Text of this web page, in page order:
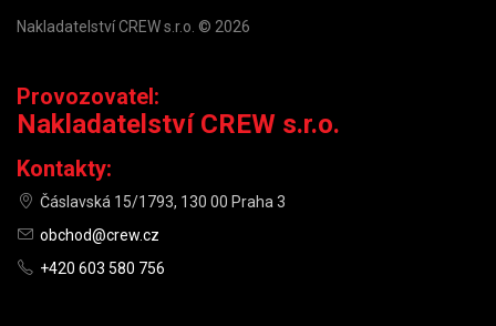
Nakladatelství CREW s.r.o. © 2026
Provozovatel:
Nakladatelství CREW s.r.o.
Kontakty:
Čáslavská 15/1793, 130 00 Praha 3
obchod@crew.cz
+420 603 580 756